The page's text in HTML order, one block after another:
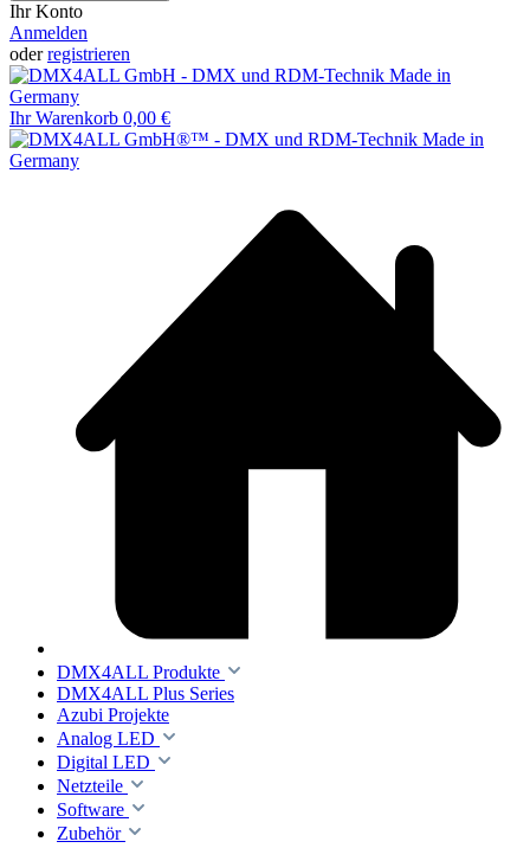
Ihr Konto
Anmelden
oderregistrieren
Ihr Warenkorb 0,00 €
DMX4ALL Produkte
DMX4ALL Plus Series
Azubi Projekte
Analog LED
Digital LED
Netzteile
Software
Zubehör